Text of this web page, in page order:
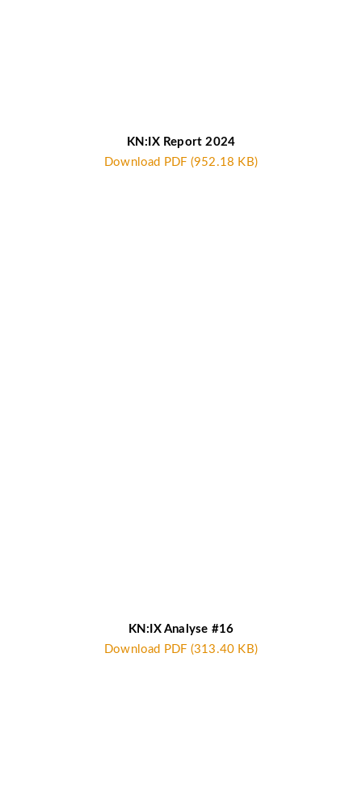
KN:IX Report 2024
Download PDF (952.18 KB)
KN:IX Analyse #16
Download PDF (313.40 KB)